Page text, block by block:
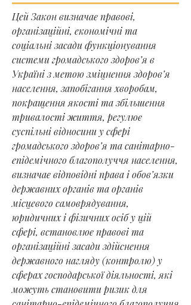
Цей Закон визначає правові,
організаційні, економічні та
соціальні засади функціонування
системи громадського здоров’я в
Україні з метою зміцнення здоров’я
населення, запобігання хворобам,
покращення якості та збільшення
тривалості життя, регулює
суспільні відносини у сфері
громадського здоров’я та санітарно-
епідемічного благополуччя населення,
визначає відповідні права і обов’язки
державних органів та органів
місцевого самоврядування,
юридичних і фізичних осіб у цій
сфері, встановлює правові та
організаційні засади здійснення
державного нагляду (контролю) у
сферах господарської діяльності, які
можуть становити ризик для